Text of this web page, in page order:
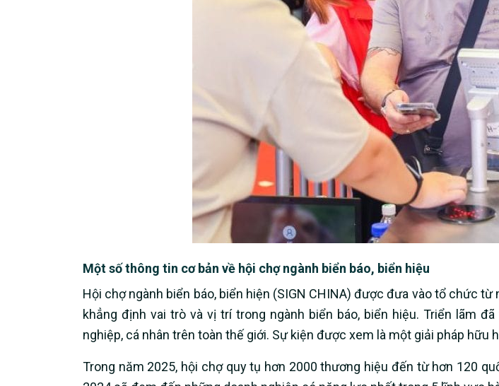
Một số thông tin cơ bản về hội chợ ngành biển báo, biển hiệu
Hội chợ ngành biển báo, biển hiện (SIGN CHINA) được đưa vào tổ chức
khẳng định vai trò và vị trí trong ngành biển báo, biển hiệu. Triển lãm
nghiệp, cá nhân trên toàn thế giới. Sự kiện được xem là một giải pháp hữu
Trong năm 2025, hội chợ quy tụ hơn 2000 thương hiệu đến từ hơn 120